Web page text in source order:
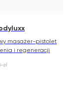
masażer-pistolet
i regeneracji
zł